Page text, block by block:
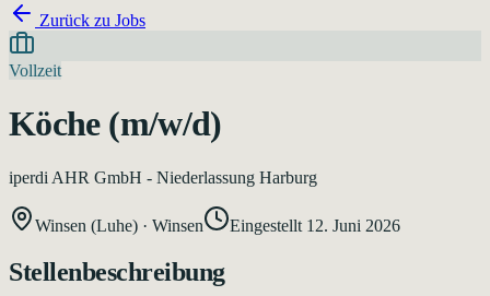
Zurück zu Jobs
Vollzeit
Köche (m/w/d)
iperdi AHR GmbH - Niederlassung Harburg
Winsen (Luhe) · Winsen Eingestellt 12. Juni 2026
Stellenbeschreibung